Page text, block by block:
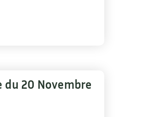
du 20 Novembre